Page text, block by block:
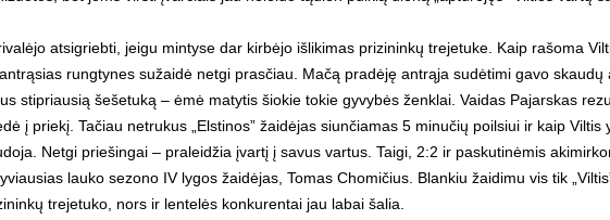
atsigriebti, jeigu mintyse dar kirbėjo išlikimas prizininkų trejetuke. Kaip rašoma
rungtynes sužaidė netgi prasčiau. Mačą pradėję antrąja sudėtimi gavo skaudų
stipriausią šešetuką – ėmė matytis šiokie tokie gyvybės ženklai. Vaidas Pajarskas
į priekį. Tačiau netrukus „Elstinos” žaidėjas siunčiamas 5 minučių poilsiui ir kaip Viltis
Netgi priešingai – praleidžia įvartį į savus vartus. Taigi, 2:2 ir paskutinėmis
lauko sezono IV lygos žaidėjas, Tomas Chomičius. Blankiu žaidimu vis tik
trejetuko, nors ir lentelės konkurentai jau labai šalia.